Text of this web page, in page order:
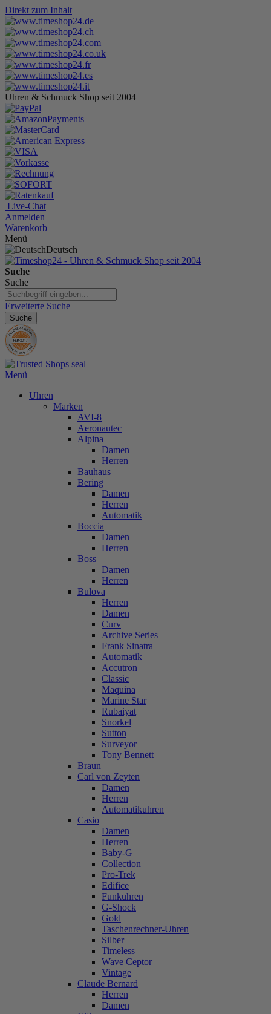
Direkt zum Inhalt
Uhren & Schmuck Shop seit 2004
Live-Chat
Anmelden
Warenkorb
Menü
Deutsch
Suche
Suche
Erweiterte Suche
Suche
Menü
Uhren
Marken
AVI-8
Aeronautec
Alpina
Damen
Herren
Bauhaus
Bering
Damen
Herren
Automatik
Boccia
Damen
Herren
Boss
Damen
Herren
Bulova
Herren
Damen
Curv
Archive Series
Frank Sinatra
Automatik
Accutron
Classic
Maquina
Marine Star
Rubaiyat
Snorkel
Sutton
Surveyor
Tony Bennett
Braun
Carl von Zeyten
Damen
Herren
Automatikuhren
Casio
Damen
Herren
Baby-G
Collection
Pro-Trek
Edifice
Funkuhren
G-Shock
Gold
Taschenrechner-Uhren
Silber
Timeless
Wave Ceptor
Vintage
Claude Bernard
Herren
Damen